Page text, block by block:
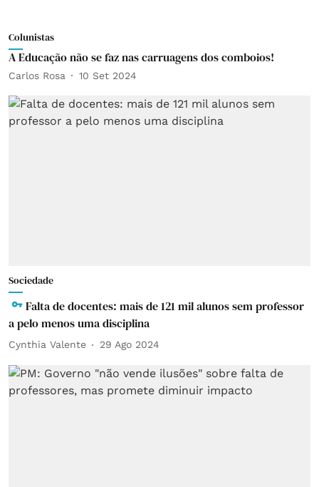
Colunistas
A Educação não se faz nas carruagens dos comboios!
Carlos Rosa 10 Set 2024
Sociedade
Falta de docentes: mais de 121 mil alunos sem professor
a pelo menos uma disciplina
Cynthia Valente 29 Ago 2024